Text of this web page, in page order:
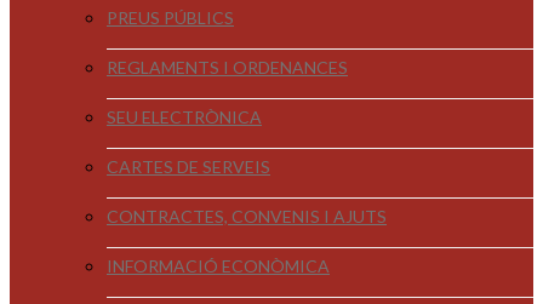
PREUS PÚBLICS
REGLAMENTS I ORDENANCES
SEU ELECTRÒNICA
CARTES DE SERVEIS
CONTRACTES, CONVENIS I AJUTS
INFORMACIÓ ECONÒMICA